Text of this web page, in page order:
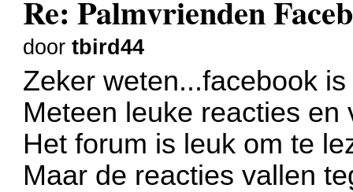
Re: Palmvrienden
doortbird44
Zeker weten...facebook
Meteen leuke reacties en
Het forum is leuk om te
Maar de reacties vallen